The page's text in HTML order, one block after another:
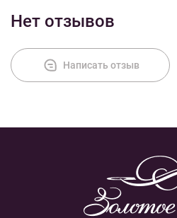
Нет отзывов
Написать отзыв